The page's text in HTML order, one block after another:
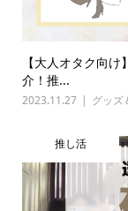
【大人オタク向
介！推...
2023.11.27 グッズ
推し活